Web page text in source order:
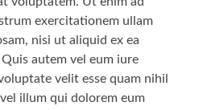
exercitationem ullam
nisi ut aliquid ex ea
autem vel eum iure
velit esse quam nihil
illum qui dolorem eum